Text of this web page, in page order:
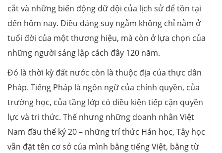
cắt và những biến động dữ dội của lịch sử để tồn tại
đến hôm nay. Điều đáng suy ngẫm không chỉ nằm ở
tuổi đời của một thương hiệu, mà còn ở lựa chọn của
những người sáng lập cách đây 120 năm.
Đó là thời kỳ đất nước còn là thuộc địa của thực dân
Pháp. Tiếng Pháp là ngôn ngữ của chính quyền, của
trường học, của tầng lớp có điều kiện tiếp cận quyền
lực và tri thức. Thế nhưng những doanh nhân Việt
Nam đầu thế kỷ 20 – những trí thức Hán học, Tây học
vẫn đặt tên cơ sở của mình bằng tiếng Việt, bằng từ